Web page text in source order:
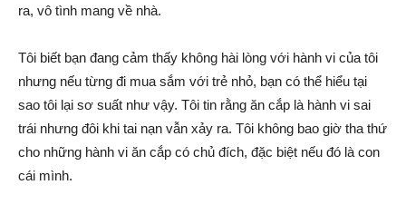
ra, vô tình mang về nhà.
Tôi biết bạn đang cảm thấy không hài lòng với hành vi của tôi
nhưng nếu từng đi mua sắm với trẻ nhỏ, bạn có thể hiểu tại
sao tôi lại sơ suất như vậy. Tôi tin rằng ăn cắp là hành vi sai
trái nhưng đôi khi tai nạn vẫn xảy ra. Tôi không bao giờ tha thứ
cho những hành vi ăn cắp có chủ đích, đặc biệt nếu đó là con
cái mình.